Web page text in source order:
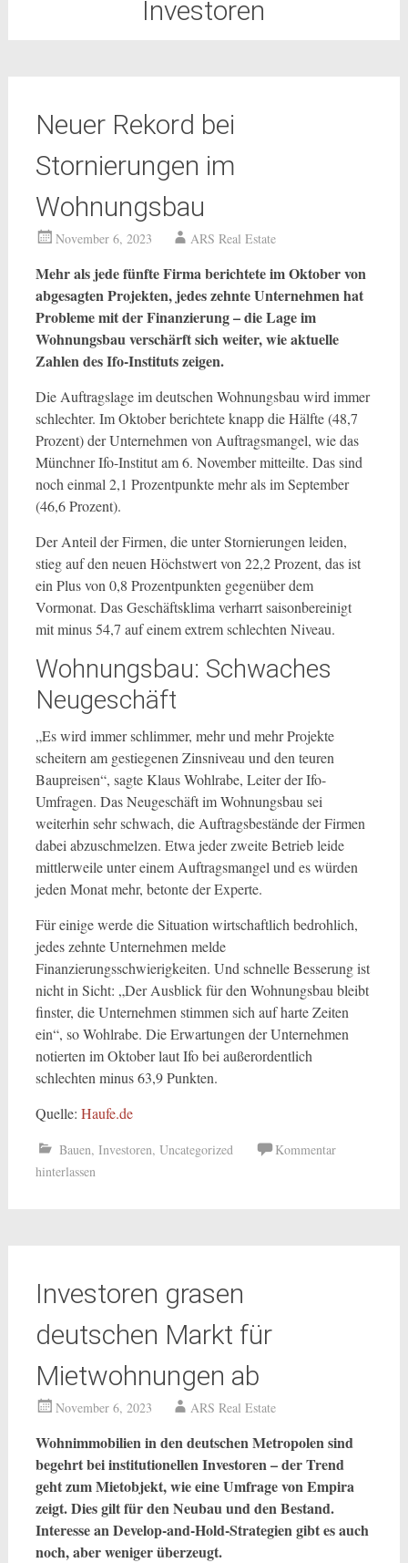
Investoren
Neuer Rekord bei
Stornierungen im
Wohnungsbau
November 6, 2023 ARS Real Estate
Mehr als jede fünfte Firma berichtete im Oktober von
abgesagten Projekten, jedes zehnte Unternehmen hat
Probleme mit der Finanzierung – die Lage im
Wohnungsbau verschärft sich weiter, wie aktuelle
Zahlen des Ifo-Instituts zeigen.
Die Auftragslage im deutschen Wohnungsbau wird immer
schlechter. Im Oktober berichtete knapp die Hälfte (48,7
Prozent) der Unternehmen von Auftragsmangel, wie das
Münchner Ifo-Institut am 6. November mitteilte. Das sind
noch einmal 2,1 Prozentpunkte mehr als im September
(46,6 Prozent).
Der Anteil der Firmen, die unter Stornierungen leiden,
stieg auf den neuen Höchstwert von 22,2 Prozent, das ist
ein Plus von 0,8 Prozentpunkten gegenüber dem
Vormonat. Das Geschäftsklima verharrt saisonbereinigt
mit minus 54,7 auf einem extrem schlechten Niveau.
Wohnungsbau: Schwaches
Neugeschäft
„Es wird immer schlimmer, mehr und mehr Projekte
scheitern am gestiegenen Zinsniveau und den teuren
Baupreisen“, sagte Klaus Wohlrabe, Leiter der Ifo-
Umfragen. Das Neugeschäft im Wohnungsbau sei
weiterhin sehr schwach, die Auftragsbestände der Firmen
dabei abzuschmelzen. Etwa jeder zweite Betrieb leide
mittlerweile unter einem Auftragsmangel und es würden
jeden Monat mehr, betonte der Experte.
Für einige werde die Situation wirtschaftlich bedrohlich,
jedes zehnte Unternehmen melde
Finanzierungsschwierigkeiten. Und schnelle Besserung ist
nicht in Sicht: „Der Ausblick für den Wohnungsbau bleibt
finster, die Unternehmen stimmen sich auf harte Zeiten
ein“, so Wohlrabe. Die Erwartungen der Unternehmen
notierten im Oktober laut Ifo bei außerordentlich
schlechten minus 63,9 Punkten.
Quelle: Haufe.de
Bauen, Investoren, Uncategorized
Kommentar
hinterlassen
Investoren grasen
deutschen Markt für
Mietwohnungen ab
November 6, 2023 ARS Real Estate
Wohnimmobilien in den deutschen Metropolen sind
begehrt bei institutionellen Investoren – der Trend
geht zum Mietobjekt, wie eine Umfrage von Empira
zeigt. Dies gilt für den Neubau und den Bestand.
Interesse an Develop-and-Hold-Strategien gibt es auch
noch, aber weniger überzeugt.